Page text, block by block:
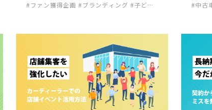
#ファン獲得企画 #ブランディング #子ども
#中古